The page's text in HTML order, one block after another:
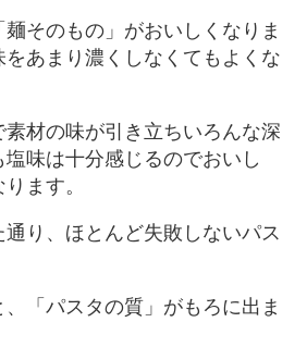
そのもの」がおいしくなりま
あまり濃くしなくてもよくな
材の味が引き立ちいろんな深
味は十分感じるのでおいし
ます。
り、ほとんど失敗しないパス
「パスタの質」がもろに出ま